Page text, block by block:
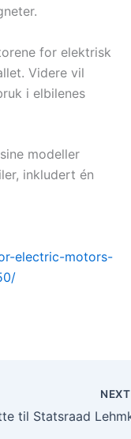
for elektrisk
Videre vil
i elbilenes
modeller
inkludert én
electric-motors-
NEXT